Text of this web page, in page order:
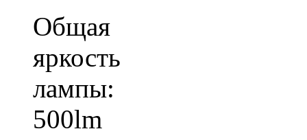
Общая
яркость
лампы:
500lm